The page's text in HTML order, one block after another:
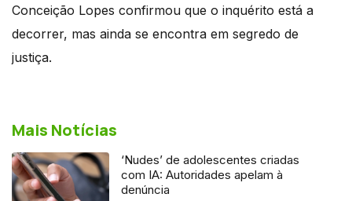
Conceição Lopes confirmou que o inquérito está a
decorrer, mas ainda se encontra em segredo de
justiça.
Mais Notícias
‘Nudes’ de adolescentes criadas
com IA: Autoridades apelam à
denúncia